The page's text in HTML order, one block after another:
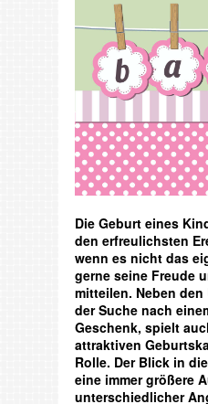
Die Geburt eines
den erfreulichsten
wenn es nicht das
gerne seine Freude
mitteilen. Neben
der Suche nach
Geschenk, spielt
attraktiven
Rolle. Der Blick in
eine immer größere
unterschiedlicher